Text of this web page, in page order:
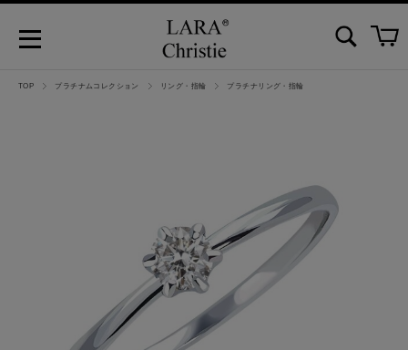
TOP プラチナムコレクション リング・指輪 プラチナリング・指輪